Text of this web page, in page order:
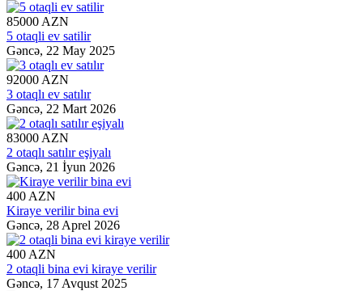
85000 AZN
5 otaqli ev satilir
Gəncə, 22 May 2025
92000 AZN
3 otaqlı ev satılır
Gəncə, 22 Mart 2026
83000 AZN
2 otaqlı satılır eşiyalı
Gəncə, 21 İyun 2026
400 AZN
Kiraye verilir bina evi
Gəncə, 28 Aprel 2026
400 AZN
2 otaqli bina evi kiraye verilir
Gəncə, 17 Avqust 2025